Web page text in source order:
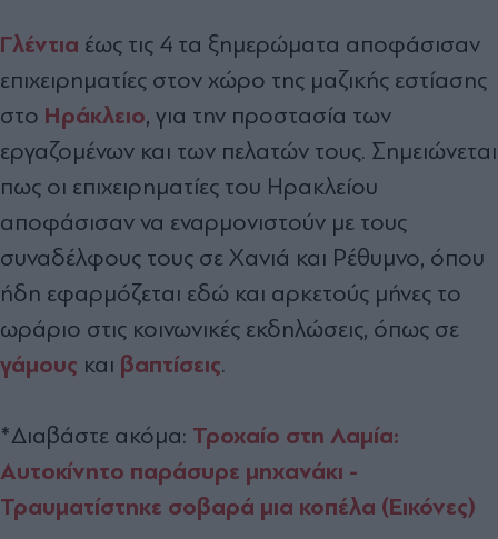
Γλέντια έως τις 4 τα ξημερώματα αποφάσισαν
επιχειρηματίες στον χώρο της μαζικής εστίασης
στο Ηράκλειο, για την προστασία των
εργαζομένων και των πελατών τους. Σημειώνεται
πως οι επιχειρηματίες του Ηρακλείου
αποφάσισαν να εναρμονιστούν με τους
συναδέλφους τους σε Χανιά και Ρέθυμνο, όπου
ήδη εφαρμόζεται εδώ και αρκετούς μήνες το
ωράριο στις κοινωνικές εκδηλώσεις, όπως σε
γάμους και βαπτίσεις.
*Διαβάστε ακόμα: Τροχαίο στη Λαμία:
Αυτοκίνητο παράσυρε μηχανάκι -
Τραυματίστηκε σοβαρά μια κοπέλα (Εικόνες)